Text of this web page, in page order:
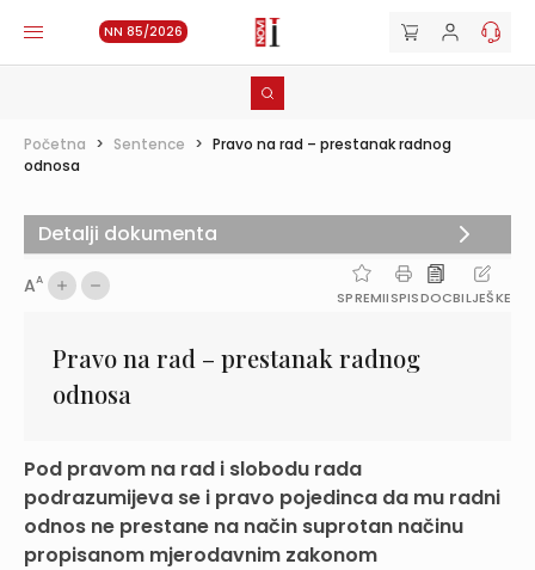
NN 85/2026
Početna > Sentence > Pravo na rad – prestanak radnog
odnosa
AA
SPREMIISPISDOCBILJEŠKE
Pravo na rad – prestanak radnog
odnosa
Pod pravom na rad i slobodu rada
podrazumijeva se i pravo pojedinca da mu radni
odnos ne prestane na način suprotan načinu
propisanom mjerodavnim zakonom
Detalji dokumenta